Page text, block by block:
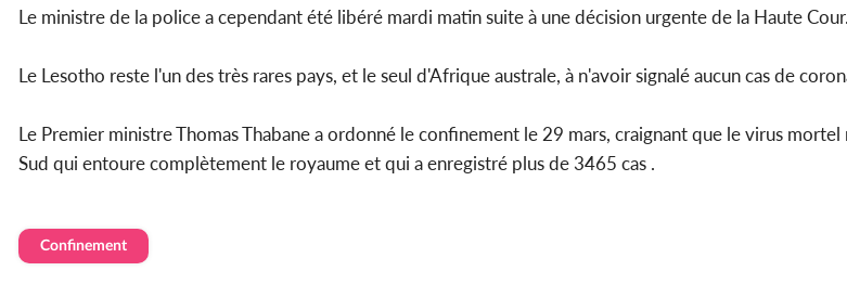
Le ministre de la police a cependant été libéré mardi matin suite à une décision urgente de la Haute Cour.
Le Lesotho reste l'un des très rares pays, et le seul d'Afrique australe, à n'avoir signalé aucun cas de
Le Premier ministre Thomas Thabane a ordonné le confinement le 29 mars, craignant que le virus
Sud qui entoure complètement le royaume et qui a enregistré plus de 3465 cas .
Confinement